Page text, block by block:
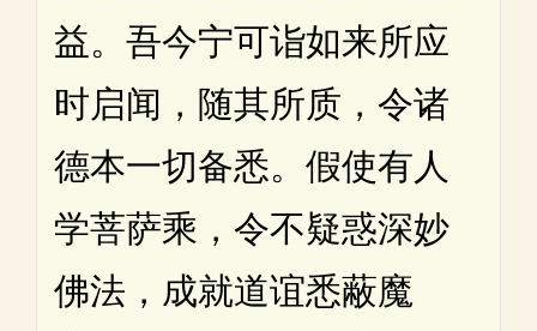
益。吾今宁可诣如来所应
时启闻，随其所质，令诸
德本一切备悉。假使有人
学菩萨乘，令不疑惑深妙
佛法，成就道谊悉蔽魔